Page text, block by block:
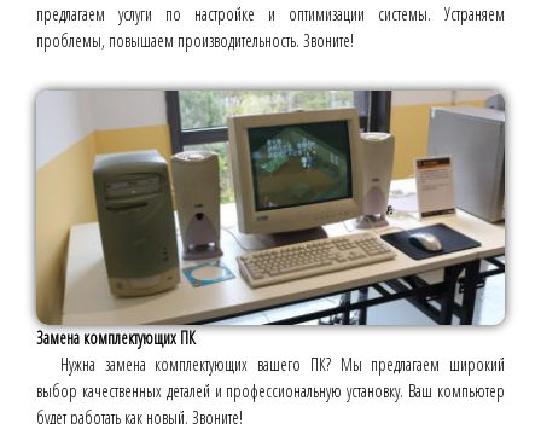
предлагаем услуги по настройке и оптимизации системы. Устраняем
проблемы, повышаем производительность. Звоните!
Замена комплектующих ПК
Нужна замена комплектующих вашего ПК? Мы предлагаем широкий
выбор качественных деталей и профессиональную установку. Ваш компьютер
будет работать как новый. Звоните!